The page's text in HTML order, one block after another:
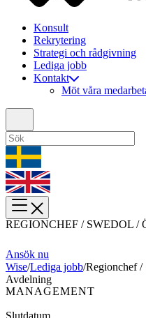
Konsult
Rekrytering
Strategi och rådgivning
Lediga jobb
Kontakt
Möt våra
REGIONCHEF / SWEDOL /
Ansök nu
Wise/Lediga jobb/Regionchef /
Avdelning
MANAGEMENT